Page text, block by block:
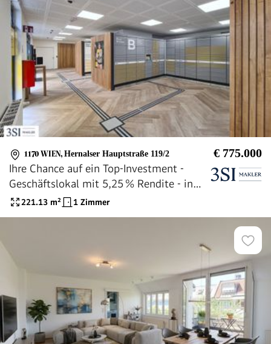
1170 WIEN, Hernalser Hauptstraße 119/2 € 775.000
Ihre Chance auf ein Top-Investment -
Geschäftslokal mit 5,25 % Rendite - in
frequentierter Lage
221.13 m² 1 Zimmer